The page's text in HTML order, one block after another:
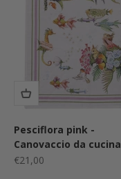
Pesciflora pink -
Canovaccio da cucina
Prezzo scontato
€21,00